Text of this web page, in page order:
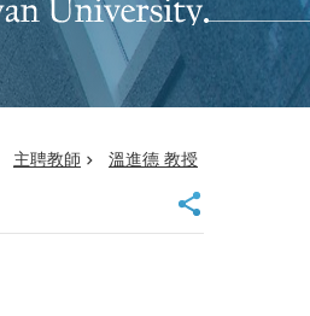
主聘教師 溫進德 教授